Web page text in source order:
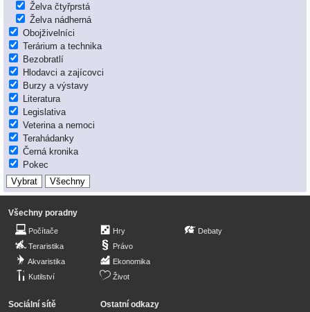
Želva čtyřprstá
Želva nádherná
Obojživelníci
Terárium a technika
Bezobratlí
Hlodavci a zajícovci
Burzy a výstavy
Literatura
Legislativa
Veterina a nemoci
Terahádanky
Černá kronika
Pokec
Všechny poradny
Počítače
Teraristika
Akvaristika
Kutilství
Hry
Právo
Ekonomika
Život
Debaty
Sociální sítě Ostatní odkazy